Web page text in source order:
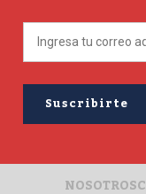
NOSOTROS